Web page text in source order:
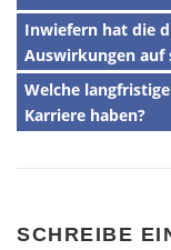
Inwiefern hat die
Auswirkungen auf
Welche
Karriere haben?
SCHREIBE